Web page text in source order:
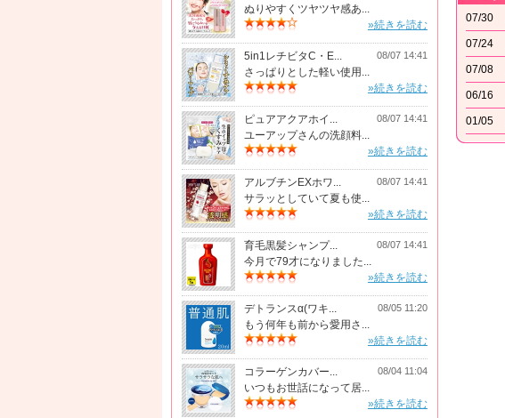
ぬりやすくツヤツヤ感あ...
»続きを読む
5in1レチビタC・E... 08/07 14:41
さっぱりとした軽い使用...
»続きを読む
ピュアアクアホイ... 08/07 14:41
ユーアップさんの洗顔料...
»続きを読む
アルブチンEXホワ... 08/07 14:41
サラッとしていて夏も使...
»続きを読む
育毛黒髪シャンプ... 08/07 14:41
今月で79才になりました...
»続きを読む
デトランスα(ワキ... 08/05 11:20
もう何年も前から愛用さ...
»続きを読む
コラーゲンカバー... 08/04 11:04
いつもお世話になって居...
»続きを読む
07/30
07/24
07/08
06/16
01/05